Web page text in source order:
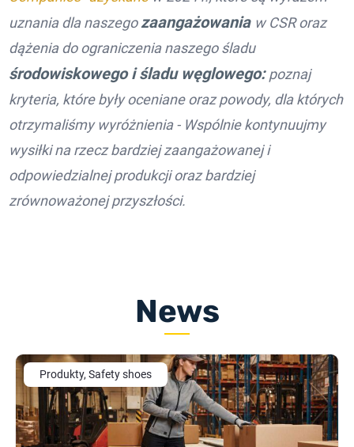
uznania dla naszegozaangażowania w CSR oraz
dążenia do ograniczenia naszego śladu
środowiskowego i śladu węglowego:poznaj
kryteria, które były oceniane oraz powody, dla których
otrzymaliśmy wyróżnienia - Wspólnie kontynuujmy
wysiłki na rzecz bardziej zaangażowanej i
odpowiedzialnej produkcji oraz bardziej
zrównoważonej przyszłości.
News
Produkty, Safety shoes